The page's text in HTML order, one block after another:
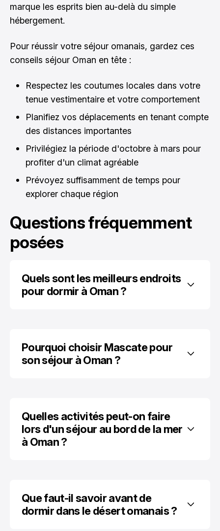
marque les esprits bien au-delà du simple
hébergement.
Pour réussir votre séjour omanais, gardez ces
conseils séjour Oman en tête :
Respectez les coutumes locales dans votre
tenue vestimentaire et votre comportement
Planifiez vos déplacements en tenant compte
des distances importantes
Privilégiez la période d'octobre à mars pour
profiter d'un climat agréable
Prévoyez suffisamment de temps pour
explorer chaque région
Questions fréquemment
posées
Quels sont les meilleurs endroits
pour dormir à Oman ?
Pourquoi choisir Mascate pour
son séjour à Oman ?
Quelles activités peut-on faire
lors d'un séjour au bord de la mer
à Oman ?
Que faut-il savoir avant de
dormir dans le désert omanais ?